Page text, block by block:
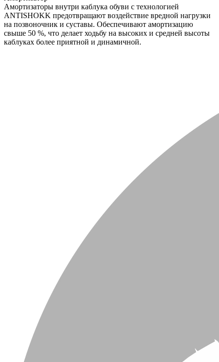
Амортизаторы внутри каблука обуви с технологией
ANTISHOKK предотвращают воздействие вредной нагрузки
на позвоночник и суставы. Обеспечивают амортизацию
свыше 50 %, что делает ходьбу на высоких и средней высоты
каблуках более приятной и динамичной.